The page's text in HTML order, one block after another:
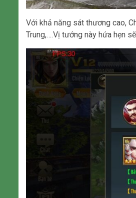
Với khả năng sát thương cao,
Trung,….Vị tướng này hứa hẹn